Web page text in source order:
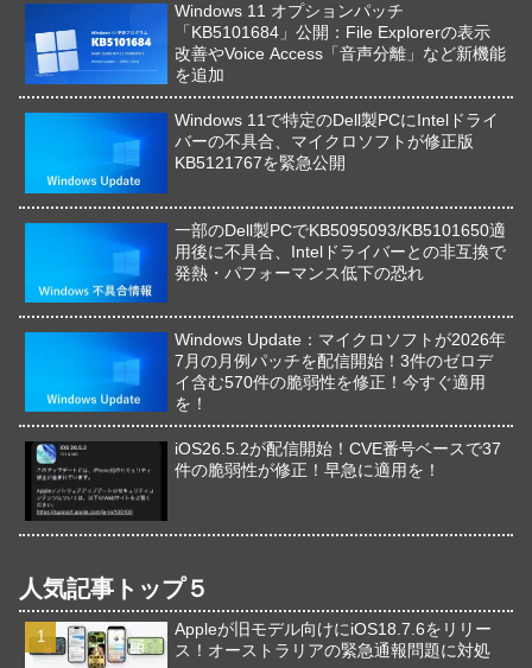
Windows 11 オプションパッチ
「KB5101684」公開：File Explorerの表示
改善やVoice Access「音声分離」など新機能
を追加
Windows 11で特定のDell製PCにIntelドライ
バーの不具合、マイクロソフトが修正版
KB5121767を緊急公開
一部のDell製PCでKB5095093/KB5101650適
用後に不具合、Intelドライバーとの非互換で
発熱・パフォーマンス低下の恐れ
Windows Update：マイクロソフトが2026年
7月の月例パッチを配信開始！3件のゼロデ
イ含む570件の脆弱性を修正！今すぐ適用
を！
iOS26.5.2が配信開始！CVE番号ベースで37
件の脆弱性が修正！早急に適用を！
人気記事トップ５
Appleが旧モデル向けにiOS18.7.6をリリー
ス！オーストラリアの緊急通報問題に対処